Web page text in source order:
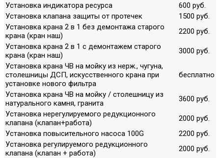
Установка индикатора ресурса
600 руб.
Установка клапана защиты от протечек
1500 руб.
Установка крана 2 в 1 без демонтажа старого
крана (кран наш)
2200 руб.
Установка крана 2 в 1 с демонтажем старого
крана (кран наш)
3000 руб.
Установка крана ЧВ на мойку из нерж., чугуна,
столешницы ДСП, искусственного крана при
установке нового фильтра
бесплатно
Установка крана ЧВ на мойку / столешницу из
натурального камня, гранита
3600 руб.
Установка нерегулируемого редукционного
клапана (клапан+работа)
2000 руб.
Установка повысительного насоса 100G
2200 руб.
Установка регулируемого редукционного
клапана (клапан + работа)
2000 руб.